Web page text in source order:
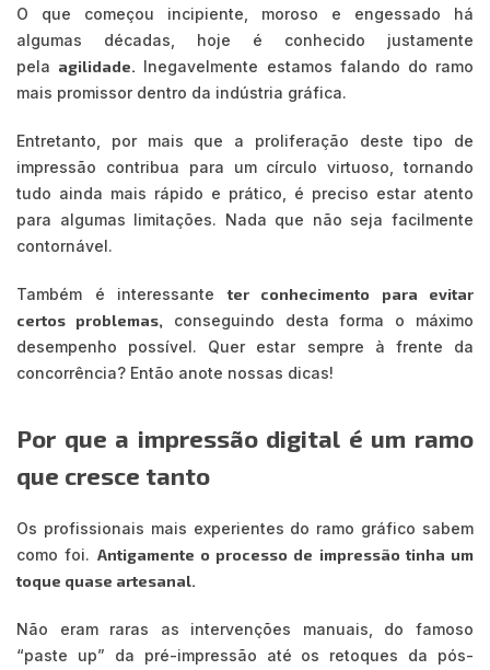
O que começou incipiente, moroso e engessado há
algumas décadas, hoje é conhecido justamente
pela agilidade. Inegavelmente estamos falando do ramo
mais promissor dentro da indústria gráfica.
Entretanto, por mais que a proliferação deste tipo de
impressão contribua para um círculo virtuoso, tornando
tudo ainda mais rápido e prático, é preciso estar atento
para algumas limitações. Nada que não seja facilmente
contornável.
Também é interessanteter conhecimento para evitar
certos problemas, conseguindo desta forma o máximo
desempenho possível. Quer estar sempre à frente da
concorrência? Então anote nossas dicas!
Por que a impressão digital é um ramo
que cresce tanto
Os profissionais mais experientes do ramo gráfico sabem
como foi. Antigamente o processo de impressão tinha um
toque quase artesanal.
Não eram raras as intervenções manuais, do famoso
“paste up” da pré-impressão até os retoques da pós-